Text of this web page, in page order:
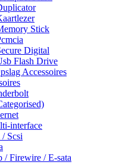
Stick
Digital
Flash Drive
Accessoires
interface
Scsi
/ Firewire / E-sata